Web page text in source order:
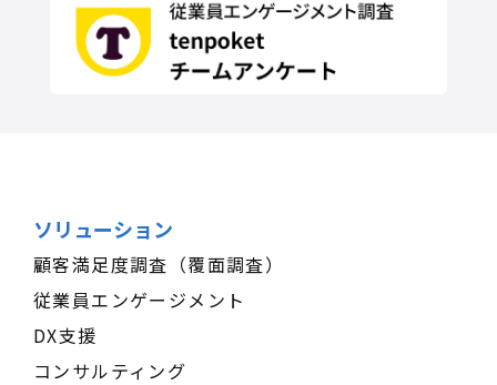
ソリューション
顧客満足度調査（覆面調査）
従業員エンゲージメント
DX支援
コンサルティング